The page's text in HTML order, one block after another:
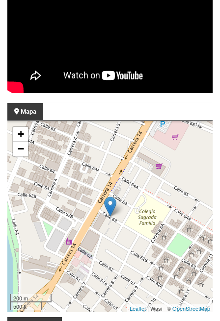
Mapa
+
−
200 m
500 ft
Leaflet| Wasi - ©OpenStreetMap